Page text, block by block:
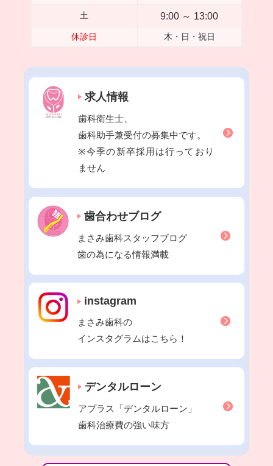
2022年09月
2022年08月
2022年07月
2022年06月
2022年03月
2022年02月
2022年01月
2021年12月
2021年11月
2021年10月
2021年09月
2021年08月
2021年06月
2021年05月
2021年04月
2021年03月
2021年02月
2021年01月
土 9:00 ～ 13:00
休診日 木・日・祝日
求人情報
歯科衛生士、
歯科助手兼受付の募集中です。
※今季の新卒採用は行っており
ません
歯合わせブログ
まさみ歯科スタッフブログ
歯の為になる情報満載
instagram
まさみ歯科の
インスタグラムはこちら！
デンタルローン
アプラス「デンタルローン」
歯科治療費の強い味方